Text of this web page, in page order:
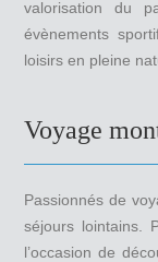
valorisation du
évènements
loisirs en pleine
Voyage
Passionnés de
séjours lointains.
l’occasion de